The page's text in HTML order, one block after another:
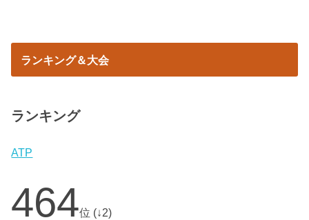
ランキング＆大会
ランキング
ATP
464位 (↓2)